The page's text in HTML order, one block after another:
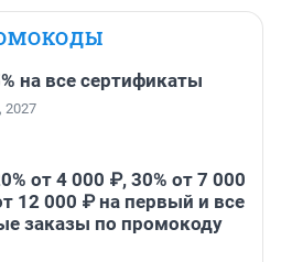
на все сертификаты
2027
от 4 000 ₽, 30% от 7 000
12 000 ₽ на первый и все
заказы по промокоду